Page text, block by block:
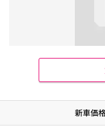
新車価